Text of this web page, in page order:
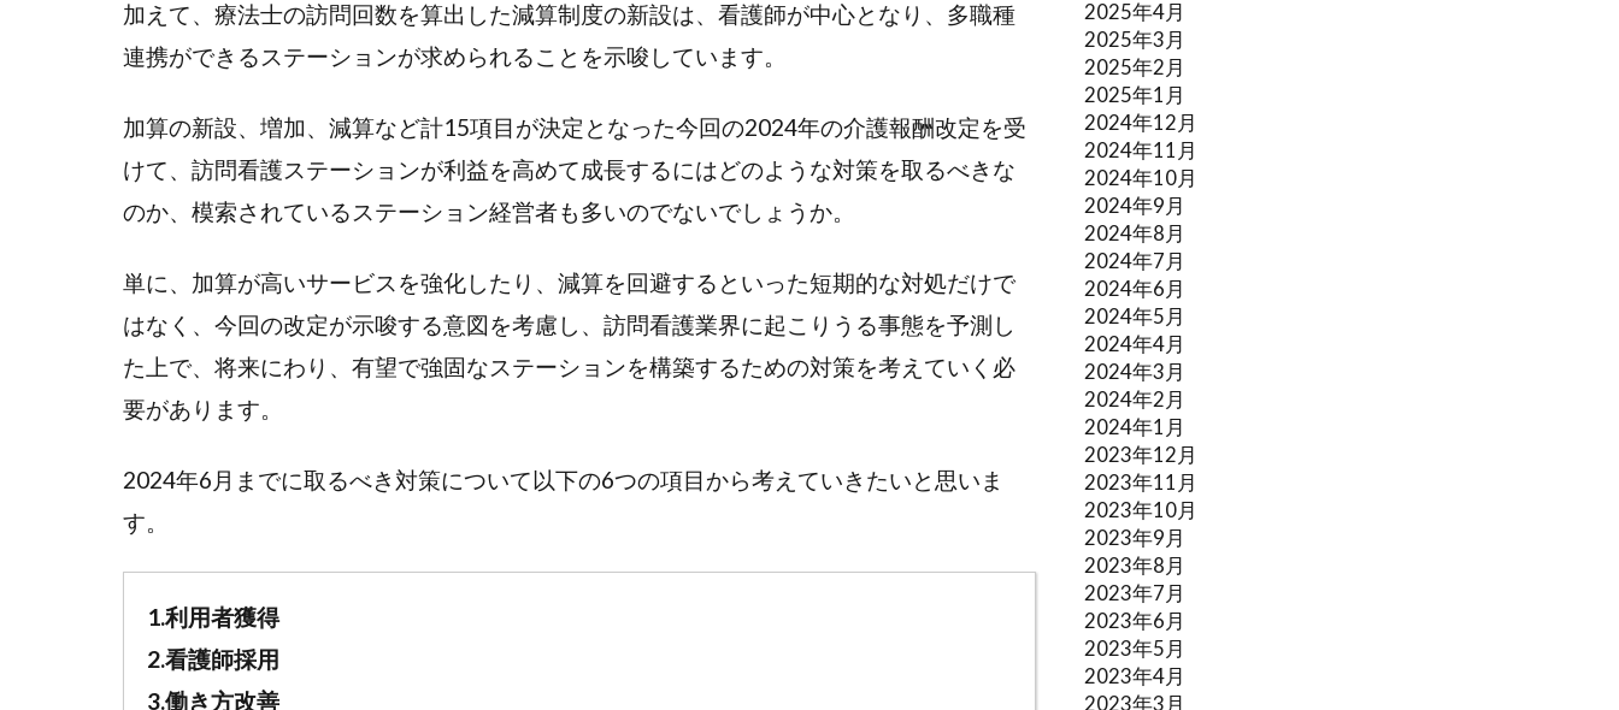
門性
い看
護師
によ
る訪
護の
2.3
者獲
ため
き対
は
2.4
加えて、療法士の訪問回数を算出した減算制度の新設は、看護師が中心となり、多職種
連携ができるステーションが求められることを示唆しています。
加算の新設、増加、減算など計15項目が決定となった今回の2024年の介護報酬改定を受
けて、訪問看護ステーションが利益を高めて成長するにはどのような対策を取るべきな
のか、模索されているステーション経営者も多いのでないでしょうか。
単に、加算が高いサービスを強化したり、減算を回避するといった短期的な対処だけで
はなく、今回の改定が示唆する意図を考慮し、訪問看護業界に起こりうる事態を予測し
た上で、将来にわり、有望で強固なステーションを構築するための対策を考えていく必
要があります。
2024年6月までに取るべき対策について以下の6つの項目から考えていきたいと思いま
す。
1.利用者獲得
2.看護師採用
3.働き方改善
2025年4月
2025年3月
2025年2月
2025年1月
2024年12月
2024年11月
2024年10月
2024年9月
2024年8月
2024年7月
2024年6月
2024年5月
2024年4月
2024年3月
2024年2月
2024年1月
2023年12月
2023年11月
2023年10月
2023年9月
2023年8月
2023年7月
2023年6月
2023年5月
2023年4月
2023年3月